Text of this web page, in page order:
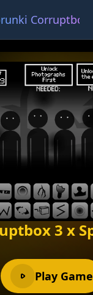
Corruptbox
3 x
Play Game